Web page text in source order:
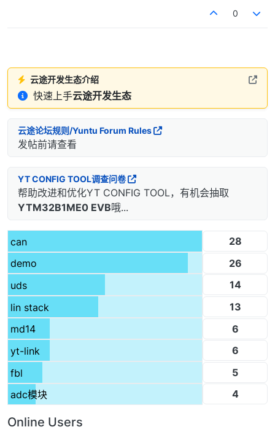
0
云途开发生态介绍
快速上手云途开发生态
云途论坛规则/Yuntu Forum Rules
发帖前请查看
YT CONFIG TOOL调查问卷
帮助改进和优化YT CONFIG TOOL，有机会抽取
YTM32B1ME0 EVB哦...
can
28
demo
26
uds
14
lin stack
13
md14
6
yt-link
6
fbl
5
adc模块
4
Online Users